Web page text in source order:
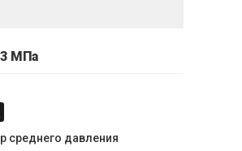
3 МПа
среднего давления